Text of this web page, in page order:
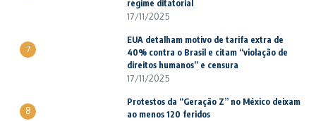
regime ditatorial
17/11/2025
7
EUA detalham motivo de tarifa extra de
40% contra o Brasil e citam “violação de
direitos humanos” e censura
17/11/2025
8
Protestos da “Geração Z” no México deixam
ao menos 120 feridos